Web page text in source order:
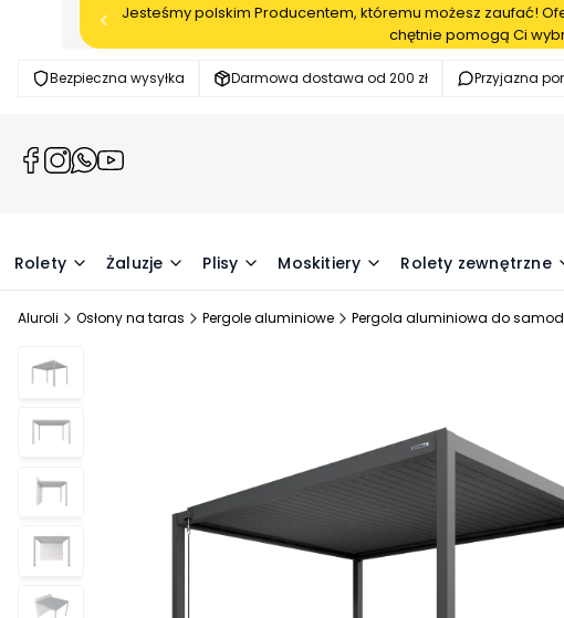
Jesteśmy polskim Producentem, któremu możesz zaufać!
chętnie pomogą Ci
Bezpieczna wysyłka Darmowa dostawa od 200 zł Przyjazna
(Otwiera
karcie)
(Otwiera
karcie)
(Otwiera
karcie)
(Otwiera
karcie)
Rolety Żaluzje Plisy Moskitiery Rolety zewnętrzne
Aluroli Osłony na taras Pergole aluminiowe Pergola aluminiowa do